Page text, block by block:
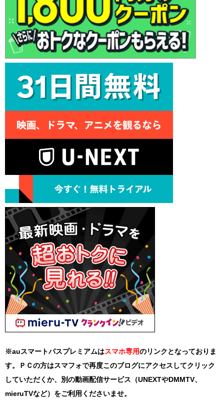
※auスマートパスプレミアムはスマホ専用のリンクとなっておりま
す。ＰＣの方はスマフォで再度このブログにアクセスしてクリック
していただくか、別の動画配信サービス（UNEXTやDMMTV、
mieruTVなど）をご利用くださいませ。